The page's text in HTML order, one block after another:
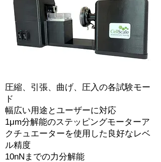
圧縮、引張、曲げ、圧入の各試験モー
ド
幅広い用途とユーザーに対応
1μm分解能のステッピングモーターア
クチュエーターを使用した良好なレベ
ル精度
10nNまでの力分解能